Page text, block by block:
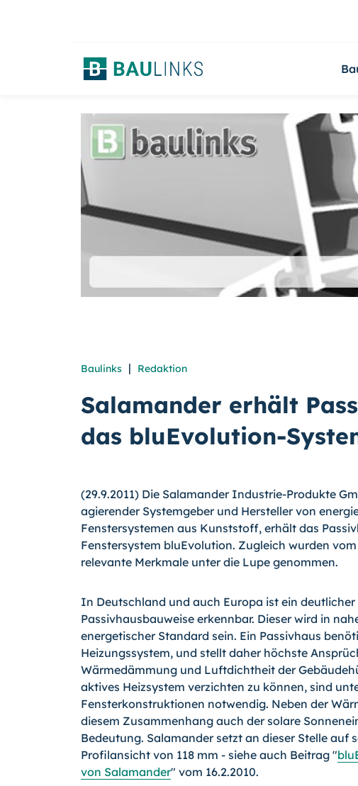
Baulinks | Redaktion
Salamander erhält
das bluEvolution-
(29.9.2011) Die Salamander Industrie-Produkte
agierender Systemgeber und Hersteller von
Fenstersystemen aus Kunststoff, erhält das
Fenstersystem bluEvolution. Zugleich wurden
relevante Merkmale unter die Lupe genommen.
In Deutschland und auch Europa ist ein deutlicher
Passivhausbauweise erkennbar. Dieser wird in
energetischer Standard sein. Ein Passivhaus
Heizungssystem, und stellt daher höchste
Wärmedämmung und Luftdichtheit der
aktives Heizsystem verzichten zu können, sind
Fensterkonstruktionen notwendig. Neben der
diesem Zusammenhang auch der solare
Bedeutung. Salamander setzt an dieser Stelle auf
Profilansicht von 118 mm - siehe auch Beitrag "
von Salamander" vom 16.2.2010.